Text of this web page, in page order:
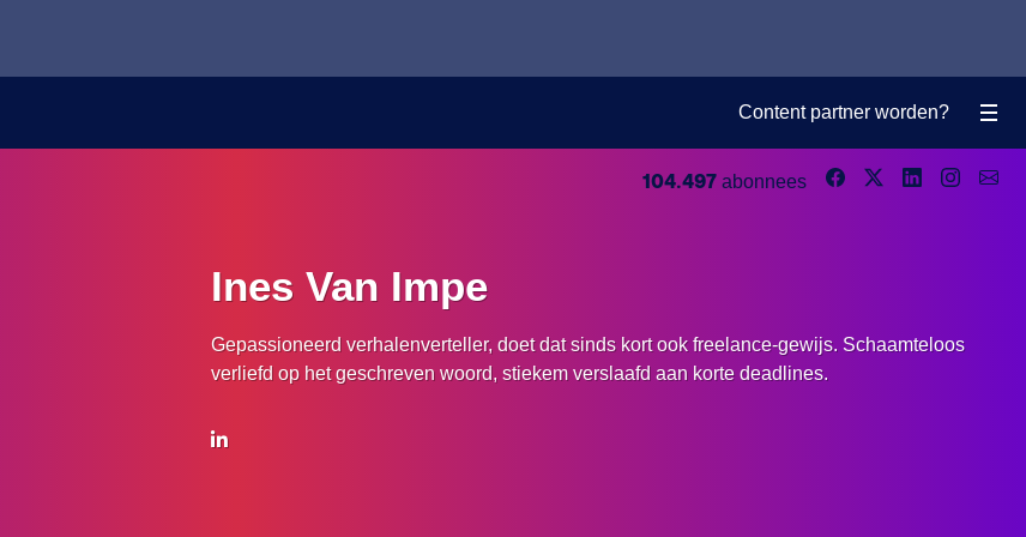
Content partner worden?
104.497 abonnees
Ines Van Impe
Gepassioneerd verhalenverteller, doet dat sinds kort ook freelance-gewijs. Schaamteloos
verliefd op het geschreven woord, stiekem verslaafd aan korte deadlines.